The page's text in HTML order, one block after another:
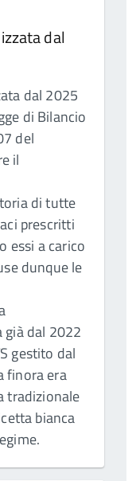
dal
dal 2025
di Bilancio
del
il
di tutte
prescritti
essi a carico
dunque le
già dal 2022
gestito dal
finora era
tradizionale
bianca